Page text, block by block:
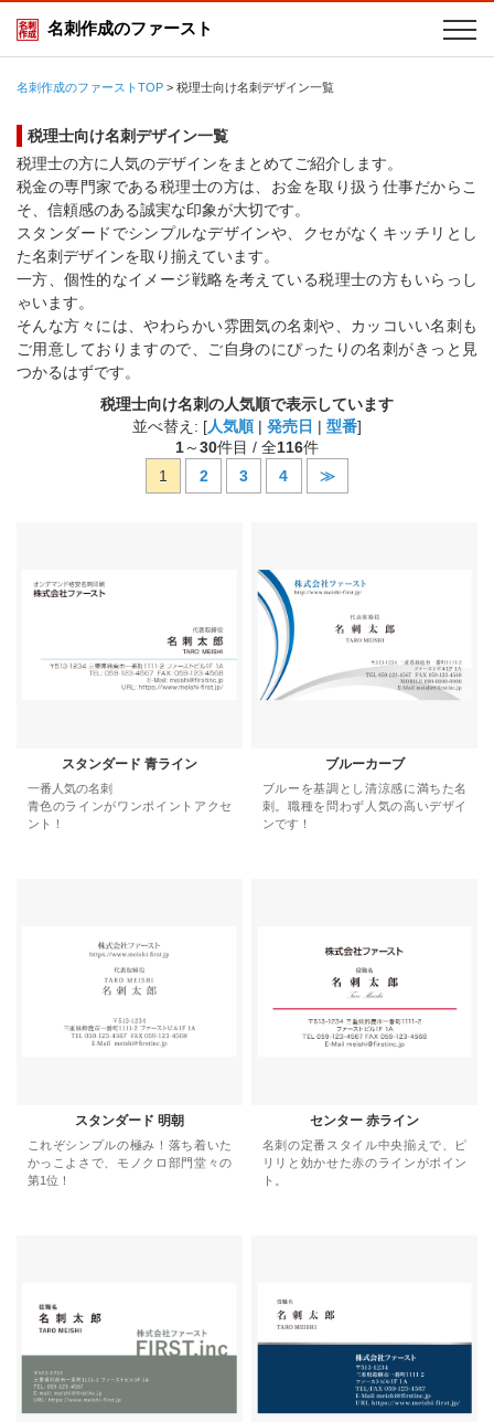
名刺作成のファースト
名刺作成のファーストTOP > 税理士向け名刺デザイン一覧
税理士向け名刺デザイン一覧
税理士の方に人気のデザインをまとめてご紹介します。
税金の専門家である税理士の方は、お金を取り扱う仕事だからこ
そ、信頼感のある誠実な印象が大切です。
スタンダードでシンプルなデザインや、クセがなくキッチリとし
た名刺デザインを取り揃えています。
一方、個性的なイメージ戦略を考えている税理士の方もいらっし
ゃいます。
そんな方々には、やわらかい雰囲気の名刺や、カッコいい名刺も
ご用意しておりますので、ご自身のにぴったりの名刺がきっと見
つかるはずです。
税理士向け名刺の人気順で表示しています
並べ替え: [人気順| 発売日 | 型番]
1～30件目 / 全116件
1
2 3 4 ≫
スタンダード 青ライン
一番人気の名刺
青色のラインがワンポイントアクセ
ント！
ブルーカーブ
ブルーを基調とし清涼感に満ちた名
刺。職種を問わず人気の高いデザイ
ンです！
スタンダード 明朝
これぞシンプルの極み！落ち着いた
かっこよさで、モノクロ部門堂々の
第1位！
センター 赤ライン
名刺の定番スタイル中央揃えで、ピ
リリと効かせた赤のラインがポイン
ト。